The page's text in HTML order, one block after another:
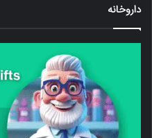
داروخانه